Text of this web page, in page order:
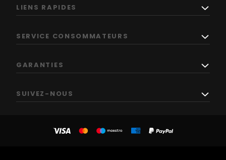
LIENS RAPIDES
SERVICE CONSOMMATEURS
GARANTIES
SUIVEZ-NOUS